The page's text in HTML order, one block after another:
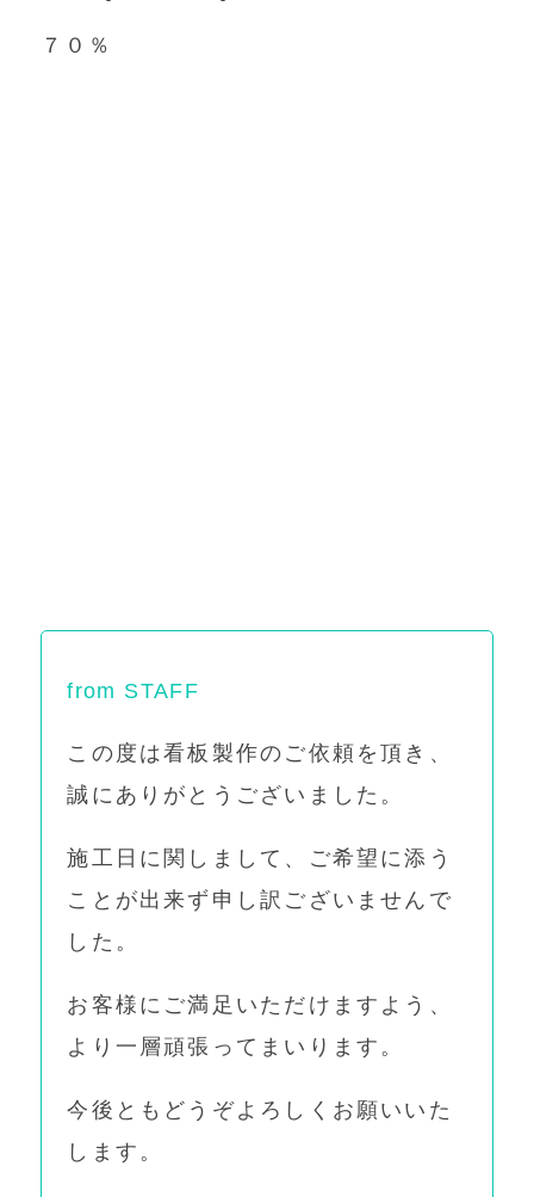
７０％
from STAFF
この度は看板製作のご依頼を頂き、
誠にありがとうございました。
施工日に関しまして、ご希望に添う
ことが出来ず申し訳ございませんで
した。
お客様にご満足いただけますよう、
より一層頑張ってまいります。
今後ともどうぞよろしくお願いいた
します。